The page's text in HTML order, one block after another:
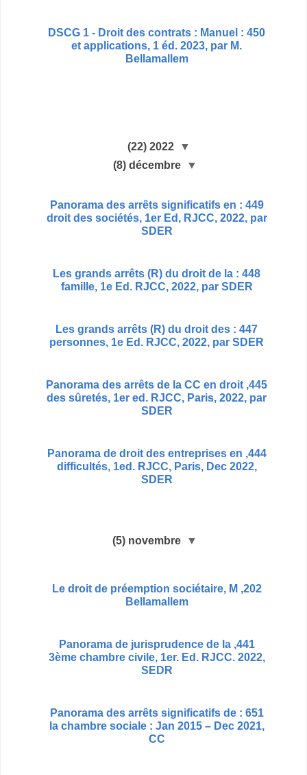
450 : DSCG 1 - Droit des contrats : Manuel
et applications, 1 éd. 2023, par M.
Bellamallem
▼
2022
(22)
▼
décembre
(8)
449 : Panorama des arrêts significatifs en
droit des sociétés, 1er Ed, RJCC, 2022, par
SDER
448 : Les grands arrêts (R) du droit de la
famille, 1e Ed. RJCC, 2022, par SDER
447 : Les grands arrêts (R) du droit des
personnes, 1e Ed. RJCC, 2022, par SDER
445, Panorama des arrêts de la CC en droit
des sûretés, 1er ed. RJCC, Paris, 2022, par
SDER
444, Panorama de droit des entreprises en
difficultés, 1ed. RJCC, Paris, Dec 2022,
SDER
▼
novembre
(5)
202, Le droit de préemption sociétaire, M
Bellamallem
441, Panorama de jurisprudence de la
3ème chambre civile, 1er. Ed. RJCC. 2022,
SEDR
651 : Panorama des arrêts significatifs de
la chambre sociale : Jan 2015 – Dec 2021,
CC